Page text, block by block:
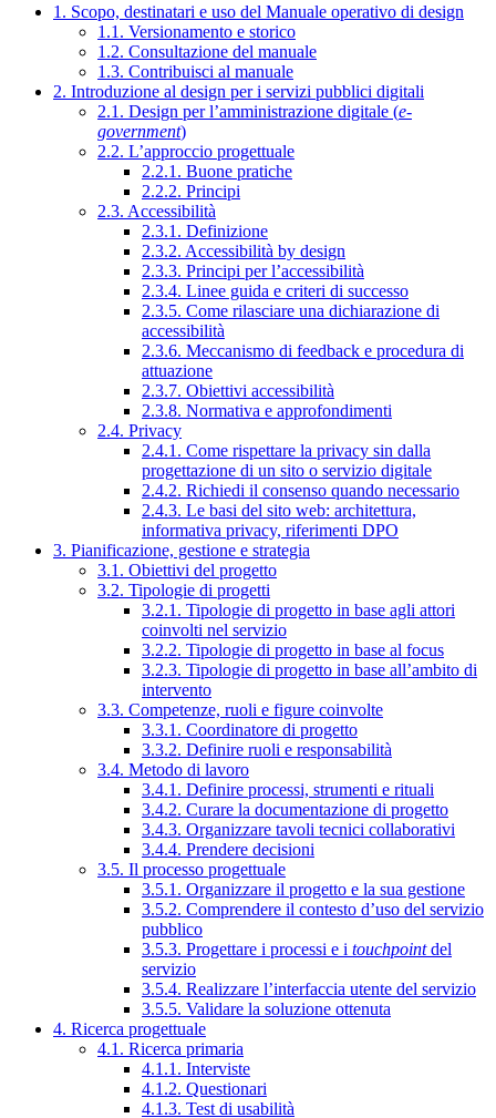
1. Scopo, destinatari e uso del Manuale operativo di design
1.1. Versionamento e storico
1.2. Consultazione del manuale
1.3. Contribuisci al manuale
2. Introduzione al design per i servizi pubblici digitali
2.1. Design per l’amministrazione digitale (e-
government)
2.2. L’approccio progettuale
2.2.1. Buone pratiche
2.2.2. Principi
2.3. Accessibilità
2.3.1. Definizione
2.3.2. Accessibilità by design
2.3.3. Principi per l’accessibilità
2.3.4. Linee guida e criteri di successo
2.3.5. Come rilasciare una dichiarazione di
accessibilità
2.3.6. Meccanismo di feedback e procedura di
attuazione
2.3.7. Obiettivi accessibilità
2.3.8. Normativa e approfondimenti
2.4. Privacy
2.4.1. Come rispettare la privacy sin dalla
progettazione di un sito o servizio digitale
2.4.2. Richiedi il consenso quando necessario
2.4.3. Le basi del sito web: architettura,
informativa privacy, riferimenti DPO
3. Pianificazione, gestione e strategia
3.1. Obiettivi del progetto
3.2. Tipologie di progetti
3.2.1. Tipologie di progetto in base agli attori
coinvolti nel servizio
3.2.2. Tipologie di progetto in base al focus
3.2.3. Tipologie di progetto in base all’ambito di
intervento
3.3. Competenze, ruoli e figure coinvolte
3.3.1. Coordinatore di progetto
3.3.2. Definire ruoli e responsabilità
3.4. Metodo di lavoro
3.4.1. Definire processi, strumenti e rituali
3.4.2. Curare la documentazione di progetto
3.4.3. Organizzare tavoli tecnici collaborativi
3.4.4. Prendere decisioni
3.5. Il processo progettuale
3.5.1. Organizzare il progetto e la sua gestione
3.5.2. Comprendere il contesto d’uso del servizio
pubblico
3.5.3. Progettare i processi e i touchpointdel
servizio
3.5.4. Realizzare l’interfaccia utente del servizio
3.5.5. Validare la soluzione ottenuta
4. Ricerca progettuale
4.1. Ricerca primaria
4.1.1. Interviste
4.1.2. Questionari
4.1.3. Test di usabilità